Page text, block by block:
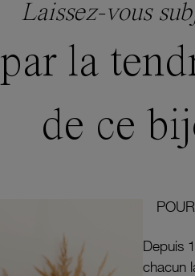
Laissez-vous
par la
de ce
Depuis
chacun